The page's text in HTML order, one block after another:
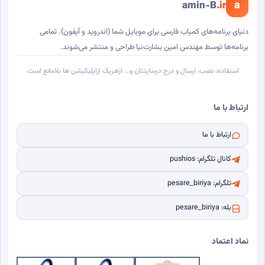
a
amin-B.ir
دنیای برنامه‌های کمیاب فارسی برای موبایل شما (اندروید و آیفون). تمامی
برنامه‌ها توسط مهندس امین بشارت‌نیا طراحی و منتشر می‌شوند.
استفاده، نصب، ارسال و درج درسایتتان و... ازهریک ازاپلیکیشن ها بلامانع است.
ارتباط با ما
ارتباط با ما
کانال تلگرام: pushios
تلگرام: pesare_biriya
بله: pesare_biriya
نماد اعتماد